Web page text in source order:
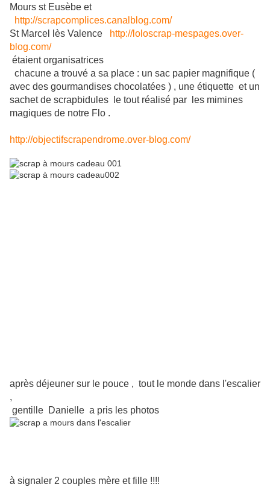
Mours st Eusèbe et
http://scrapcomplices.canalblog.com/
St Marcel lès Valence
http://loloscrap-mespages.over-
blog.com/
étaient organisatrices
chacune a trouvé a sa place : un sac papier magnifique (
avec des gourmandises chocolatées ) , une étiquette et un
sachet de scrapbidules le tout réalisé par les mimines
magiques de notre Flo .
http://objectifscrapendrome.over-blog.com/
après déjeuner sur le pouce , tout le monde dans l'escalier
,
gentille Danielle a pris les photos
à signaler 2 couples mère et fille !!!!